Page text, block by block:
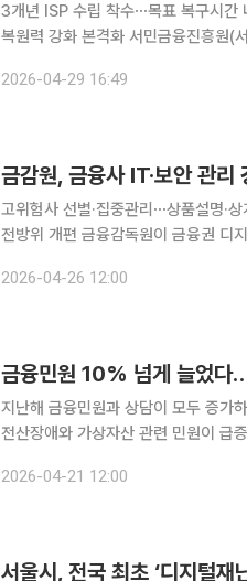
3개년 ISP 수립 착수⋯목표 복구시간
복원력 강화 본격화 서민금융진흥원(서금원)이 전산장애나 재난 상황에서도 정책서민금융 공급이
복구시스템 고도화 정보화전략계획
2026-04-29 16:49
금감원, 금융사 IT·보안 관
고위험사 선별·집중관리⋯상품설명·
전방위 개편 금융감독원이 금융권 디지털 보안 사고를 줄이기 위해 감독 방식을 전면 개편한다. 사
2026-04-26 12:00
금융민원 10% 넘게 늘었다
지난해 금융민원과 상담이 모두 증가
전산장애와 가상자산 관련 민원이 급증하며
2026-04-21 12:00